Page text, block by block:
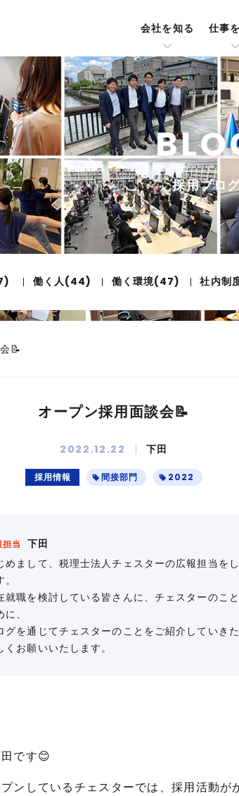
会社を知る 仕事
採用ブロ
働く人(44) 働く環境(47) 社内制
📝
オープン採用面談会📝
2022.12.22 下田
採用情報 間接部門 2022
担当
下田
めまして、税理士法人チェスターの広報担当を
就職を検討している皆さんに、チェスターのこ
に、
グを通じてチェスターのことをご紹介していきた
くお願いいたします。
です😊
ンしているチェスターでは、採用活動が